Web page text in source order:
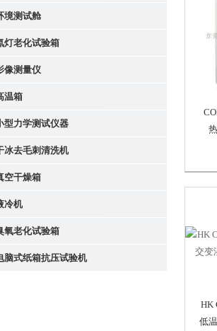
境测试舱
灯老化试验箱
像测量仪
温箱
型力学测试仪器
冰去毛刺清洗机
空干燥箱
冷机
氧老化试验箱
脑式纸箱抗压试验机
HK
低